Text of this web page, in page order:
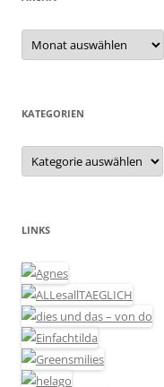
Archiv
KATEGORIEN
Kategorien
LINKS